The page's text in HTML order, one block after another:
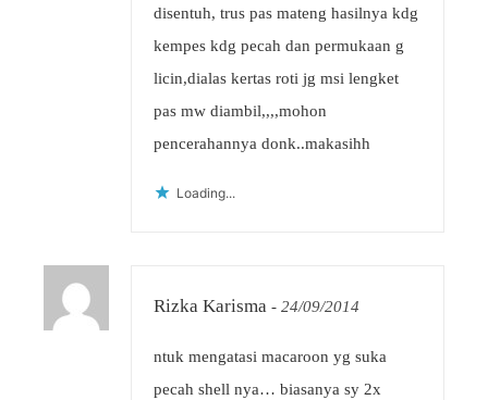
disentuh, trus pas mateng hasilnya kdg
kempes kdg pecah dan permukaan g
licin,dialas kertas roti jg msi lengket
pas mw diambil,,,,mohon
pencerahannya donk..makasihh
Loading...
Rizka Karisma - 24/09/2014
ntuk mengatasi macaroon yg suka
pecah shell nya… biasanya sy 2x